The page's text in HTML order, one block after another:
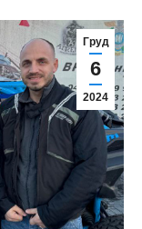
Груд
6
2024